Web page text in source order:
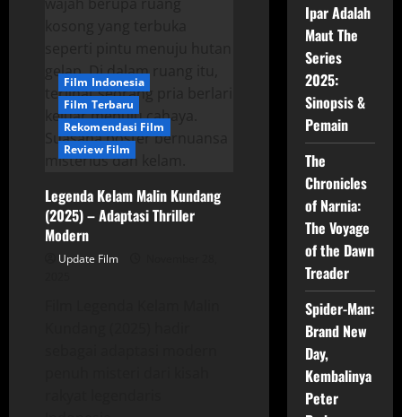
Film Indonesia
Film Terbaru
Rekomendasi Film
Review Film
Legenda Kelam Malin Kundang
(2025) – Adaptasi Thriller
Modern
Update Film
Ipar Adalah
Maut The
Series
2025:
Sinopsis &
Pemain
The
Chronicles
of Narnia:
The Voyage
of the Dawn
Treader
Spider-Man:
Brand New
Day,
Kembalinya
Peter